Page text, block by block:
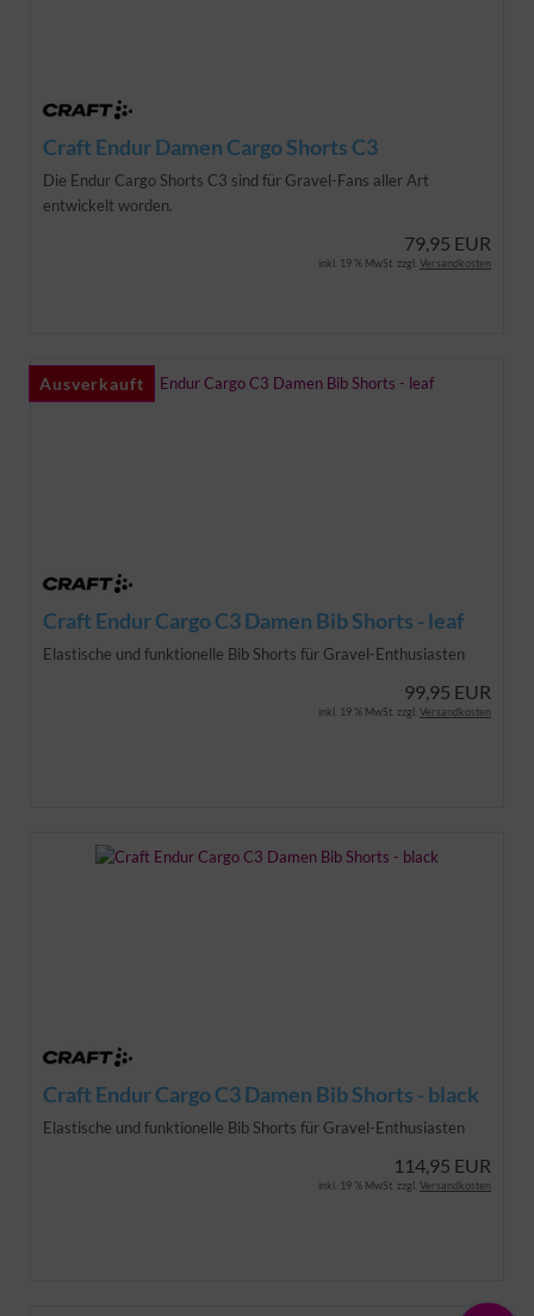
Craft Endur Damen Cargo Shorts C3
Die Endur Cargo Shorts C3 sind für Gravel-Fans aller Art
entwickelt worden.
79,95 EUR
inkl. 19 % MwSt. zzgl. Versandkosten
Craft Endur Cargo C3 Damen Bib Shorts - leaf
Elastische und funktionelle Bib Shorts für Gravel-Enthusiasten
99,95 EUR
inkl. 19 % MwSt. zzgl. Versandkosten
Ausverkauft
Ausverkauft
Craft Endur Cargo C3 Damen Bib Shorts - black
Elastische und funktionelle Bib Shorts für Gravel-Enthusiasten
114,95 EUR
inkl. 19 % MwSt. zzgl. Versandkosten